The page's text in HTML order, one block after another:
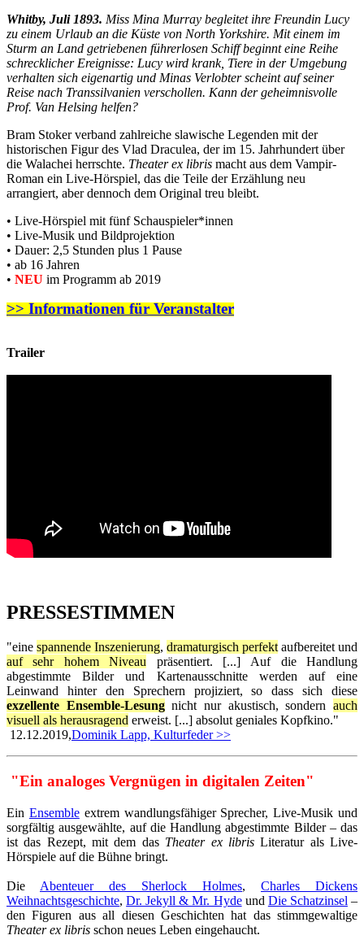
Whitby, Juli 1893. Miss Mina Murray begleitet ihre Freundin Lucy
zu einem Urlaub an die Küste von North Yorkshire. Mit einem im
Sturm an Land getriebenen führerlosen Schiff beginnt eine Reihe
schrecklicher Ereignisse: Lucy wird krank, Tiere in der Umgebung
verhalten sich eigenartig und Minas Verlobter scheint auf seiner
Reise nach Transsilvanien verschollen. Kann der geheimnisvolle
Prof. Van Helsing helfen?
Bram Stoker verband zahlreiche slawische Legenden mit der
historischen Figur des Vlad Draculea, der im 15. Jahrhundert über
die Walachei herrschte. Theater ex libris macht aus dem Vampir-
Roman ein Live-Hörspiel, das die Teile der Erzählung neu
arrangiert, aber dennoch dem Original treu bleibt.
• Live-Hörspiel mit fünf Schauspieler*innen
• Live-Musik und Bildprojektion
• Dauer: 2,5 Stunden plus 1 Pause
• ab 16 Jahren
• NEU im Programm ab 2019
>> Informationen für Veranstalter
Trailer
PRESSESTIMMEN
"eine spannende Inszenierung, dramaturgisch perfekt aufbereitet und
auf sehr hohem Niveau präsentiert. [...] Auf die Handlung
abgestimmte Bilder und Kartenausschnitte werden auf eine
Leinwand hinter den Sprechern projiziert, so dass sich diese
exzellente Ensemble-Lesungnicht nur akustisch, sondernauch
visuell als herausragend erweist. [...] absolut geniales Kopfkino."
12.12.2019,Dominik Lapp, Kulturfeder >>
"Ein analoges Vergnügen in digitalen Zeiten"
Ein Ensembleextrem wandlungsfähiger Sprecher, Live-Musik und
sorgfältig ausgewählte, auf die Handlung abgestimmte Bilder – das
ist das Rezept, mit dem das Theater ex librisLiteratur als Live-
Hörspiele auf die Bühne bringt.
Die Abenteuer des Sherlock Holmes, Charles Dickens
Weihnachtsgeschichte,Dr. Jekyll & Mr. Hydeund Die Schatzinsel –
den Figuren aus all diesen Geschichten hat das stimmgewaltige
Theater ex libris schon neues Leben eingehaucht.